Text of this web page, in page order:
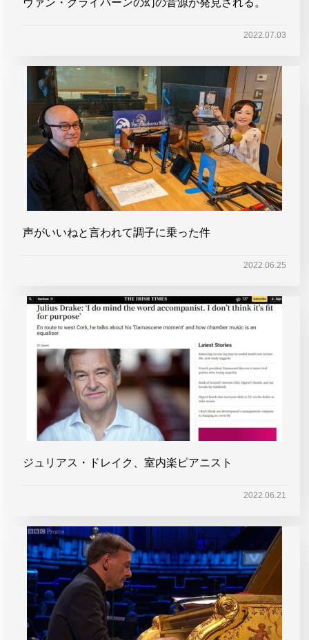
2022.07.03
声がいいねと言われて調子に乗った件
2022.06.25
ジュリアス・ドレイク、室内楽ピアニスト
2022.06.21